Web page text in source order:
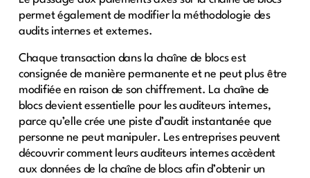
permet également de modifier la méthodologie des
audits internes et externes.
Chaque transaction dans la chaîne de blocs est
consignée de manière permanente et ne peut plus être
modifiée en raison de son chiffrement. La chaîne de
blocs devient essentielle pour les auditeurs internes,
parce qu’elle crée une piste d’audit instantanée que
personne ne peut manipuler. Les entreprises peuvent
découvrir comment leurs auditeurs internes accèdent
aux données de la chaîne de blocs afin d’obtenir un